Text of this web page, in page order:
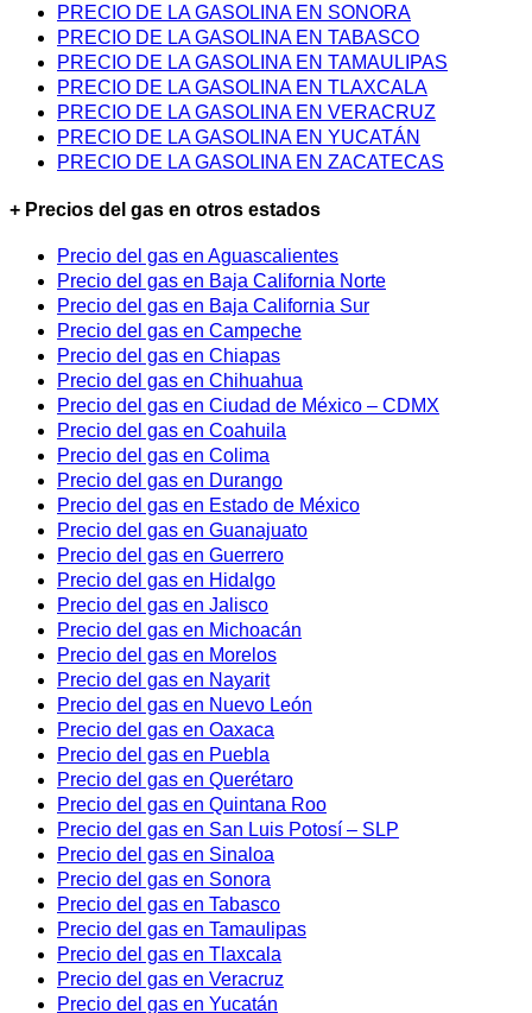
PRECIO DE LA GASOLINA EN SONORA
PRECIO DE LA GASOLINA EN TABASCO
PRECIO DE LA GASOLINA EN TAMAULIPAS
PRECIO DE LA GASOLINA EN TLAXCALA
PRECIO DE LA GASOLINA EN VERACRUZ
PRECIO DE LA GASOLINA EN YUCATÁN
PRECIO DE LA GASOLINA EN ZACATECAS
+ Precios del gas en otros estados
Precio del gas en Aguascalientes
Precio del gas en Baja California Norte
Precio del gas en Baja California Sur
Precio del gas en Campeche
Precio del gas en Chiapas
Precio del gas en Chihuahua
Precio del gas en Ciudad de México – CDMX
Precio del gas en Coahuila
Precio del gas en Colima
Precio del gas en Durango
Precio del gas en Estado de México
Precio del gas en Guanajuato
Precio del gas en Guerrero
Precio del gas en Hidalgo
Precio del gas en Jalisco
Precio del gas en Michoacán
Precio del gas en Morelos
Precio del gas en Nayarit
Precio del gas en Nuevo León
Precio del gas en Oaxaca
Precio del gas en Puebla
Precio del gas en Querétaro
Precio del gas en Quintana Roo
Precio del gas en San Luis Potosí – SLP
Precio del gas en Sinaloa
Precio del gas en Sonora
Precio del gas en Tabasco
Precio del gas en Tamaulipas
Precio del gas en Tlaxcala
Precio del gas en Veracruz
Precio del gas en Yucatán